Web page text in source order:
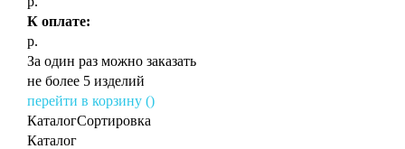
К оплате:
р.
За один раз можно заказать
не более 5 изделий
перейти в корзину ()
КаталогСортировка
Каталог